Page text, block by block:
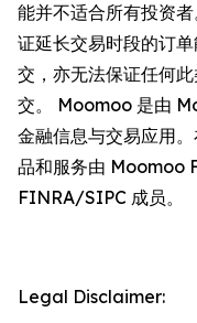
能并不适合所有投资
证延长交易时段的订
交，亦无法保证任何
交。 Moomoo 是由
金融信息与交易应用
品和服务由 Moomoo
FINRA/SIPC 成员。
Legal Disclaimer: